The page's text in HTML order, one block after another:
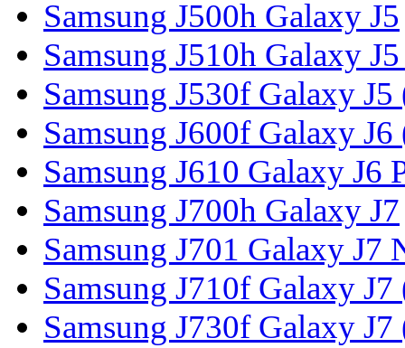
Samsung J500h Galaxy J5
Samsung J510h Galaxy
Samsung J530f Galaxy
Samsung J600f Galaxy
Samsung J610 Galaxy J6
Samsung J700h Galaxy J7
Samsung J701 Galaxy J7
Samsung J710f Galaxy
Samsung J730f Galaxy